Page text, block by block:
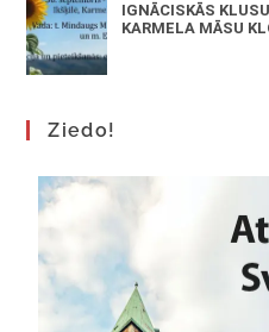
IGNĀCISKĀS
KARMELA MĀSU
Ziedo!